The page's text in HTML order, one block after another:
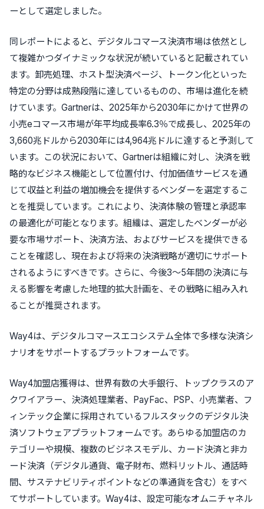
ーとして選定しました。
同レポートによると、デジタルコマース決済市場は依然とし
て複雑かつダイナミックな状況が続いていると記載されてい
ます。卸売処理、ホスト型決済ページ、トークン化といった
特定の分野は成熟段階に達しているものの、市場は進化を続
けています。Gartnerは、2025年から2030年にかけて世界の
小売eコマース市場が年平均成長率6.3％で成長し、2025年の
3,660兆ドルから2030年には4,964兆ドルに達すると予測して
います。この状況において、Gartnerは組織に対し、決済を戦
略的なビジネス機能として位置付け、付加価値サービスを通
じて収益と利益の増加機会を提供するベンダーを選定するこ
とを推奨しています。これにより、決済体験の管理と承認率
の最適化が可能となります。組織は、選定したベンダーが必
要な市場サポート、決済方法、およびサービスを提供できる
ことを確認し、現在および将来の決済戦略が適切にサポート
されるようにすべきです。さらに、今後3～5年間の決済に与
える影響を考慮した地理的拡大計画を、その戦略に組み入れ
ることが推奨されます。
Way4は、デジタルコマースエコシステム全体で多様な決済シ
ナリオをサポートするプラットフォームです。
Way4加盟店獲得は、世界有数の大手銀行、トップクラスのア
クワイアラー、決済処理業者、PayFac、PSP、小売業者、フ
ィンテック企業に採用されているフルスタックのデジタル決
済ソフトウェアプラットフォームです。あらゆる加盟店のカ
テゴリーや規模、複数のビジネスモデル、カード決済と非カ
ード決済（デジタル通貨、電子財布、燃料リットル、通話時
間、サステナビリティポイントなどの準通貨を含む）をすべ
てサポートしています。Way4は、設定可能なオムニチャネル